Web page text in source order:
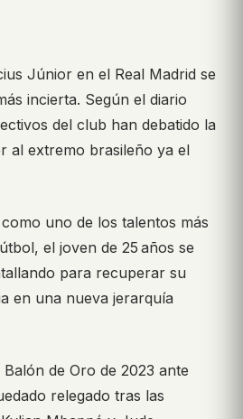
Júnior en el Real Madrid se
incierta. Según el diario
del club han debatido la
al extremo brasileño ya el
uno de los talentos más
el joven de 25 años se
para recuperar su
en una nueva jerarquía
de Oro de 2023 ante
relegado tras las